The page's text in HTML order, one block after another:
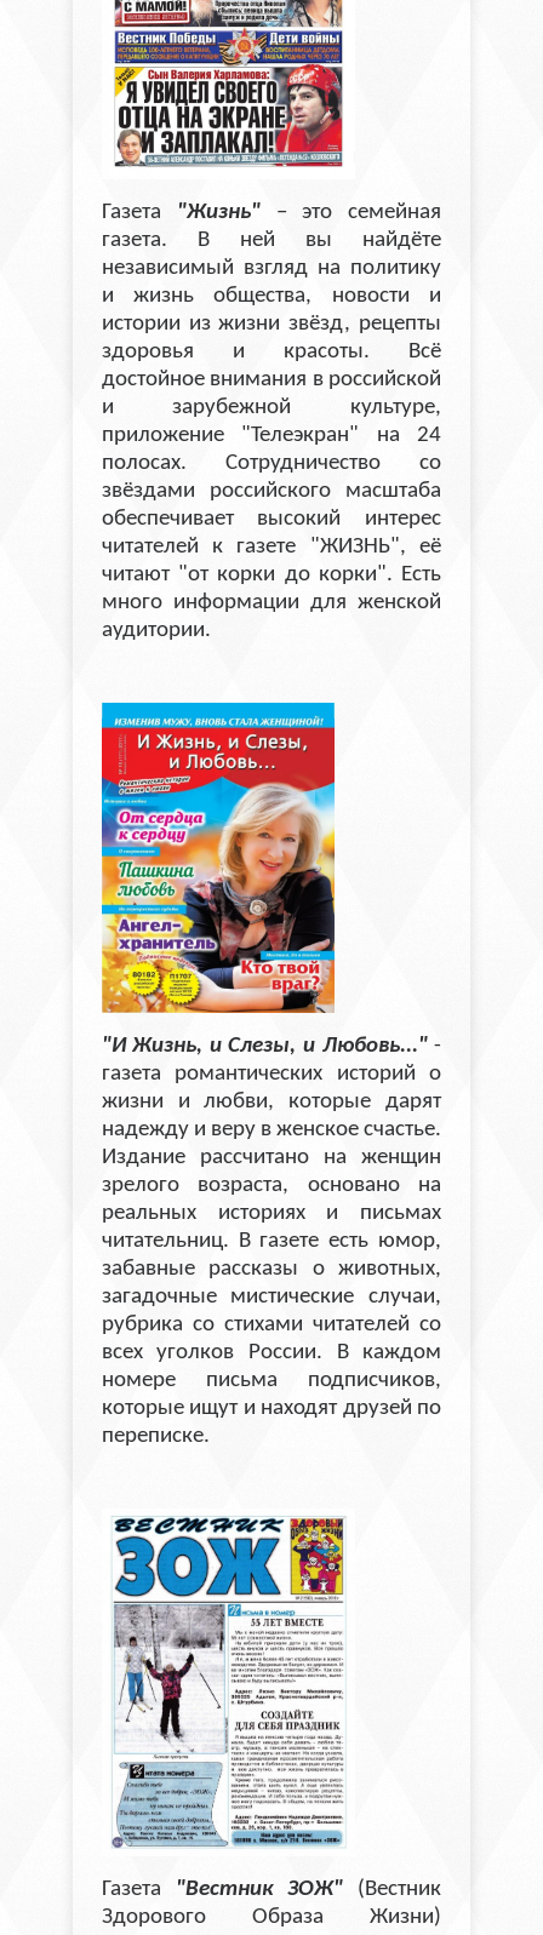
Газета "Жизнь"
– это семейная
газета. В ней вы найдёте
независимый взгляд на политику
и жизнь общества, новости и
истории из жизни звёзд, рецепты
здоровья и красоты. Всё
достойное внимания в российской
и зарубежной культуре,
приложение "Телеэкран" на 24
полосах. Сотрудничество со
звёздами российского масштаба
обеспечивает высокий интерес
читателей к газете "ЖИЗНЬ", её
читают "от корки до корки". Есть
много информации для женской
аудитории.
"И Жизнь, и Слезы, и Любовь..."-
газета романтических историй о
жизни и любви, которые дарят
надежду и веру в женское счастье.
Издание рассчитано на женщин
зрелого возраста, основано на
реальных историях и письмах
читательниц. В газете есть юмор,
забавные рассказы о животных,
загадочные мистические случаи,
рубрика со стихами читателей со
всех уголков России. В каждом
номере письма подписчиков,
которые ищут и находят друзей по
переписке.
Газета "Вестник ЗОЖ" (Вестник
Здорового Образа Жизни)